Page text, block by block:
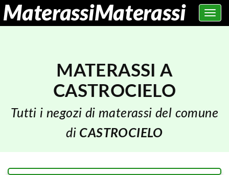
Toggle
MATERASSI A
CASTROCIELO
Tutti i negozi di materassi del comune
di CASTROCIELO